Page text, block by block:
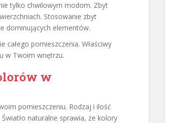
tylko chwilowym modom. Zbyt
Stosowanie zbyt
dominujących elementów.
pomieszczenia. Właściwy
w Twoim wnętrzu.
w
pomieszczeniu. Rodzaj i ilość
naturalne sprawia, że kolory